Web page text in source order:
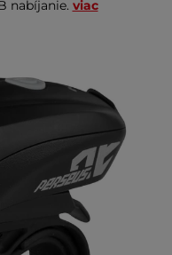
nabíjanie. viac